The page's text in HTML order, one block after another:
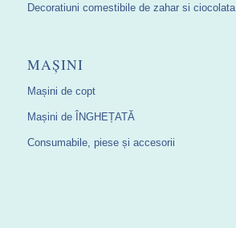
Decoratiuni comestibile de zahar si ciocolata
MAȘINI
Mașini de copt
Mașini de ÎNGHEȚATĂ
Consumabile, piese și accesorii